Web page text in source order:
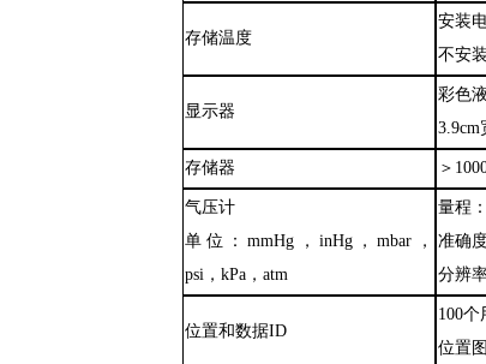
存储温度
安装
不安
显示器
彩色
3.9cm
存储器 ＞
气压计
单位
：mmHg ， inHg，mbar ，
psi ，kPa ，atm
量程
准确
分辨
位置和数据ID
100
位置